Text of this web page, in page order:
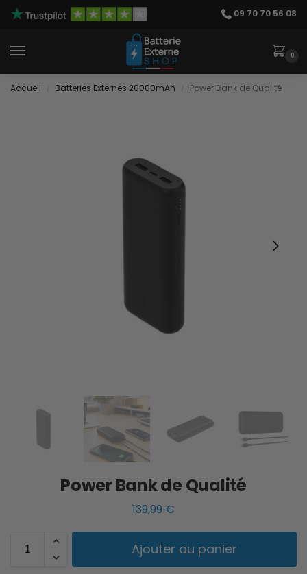
09 70 70 56 08
0
Accueil Batteries Externes 20000mAh Power Bank de Qualité
Power Bank de Qualité
139,99 €
Ajouter au panier